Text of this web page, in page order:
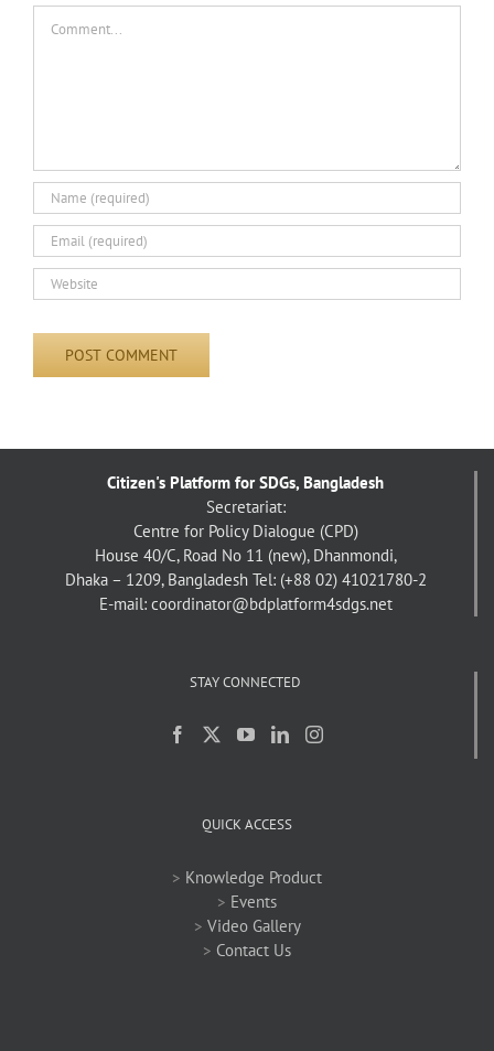
Citizen's Platform for SDGs, Bangladesh
Secretariat:
Centre for Policy Dialogue (CPD)
House 40/C, Road No 11 (new), Dhanmondi,
Dhaka – 1209, Bangladesh Tel: (+88 02) 41021780-2
E-mail: coordinator@bdplatform4sdgs.net
STAY CONNECTED
QUICK ACCESS
> Knowledge Product
> Events
> Video Gallery
> Contact Us